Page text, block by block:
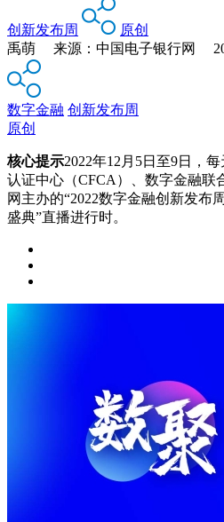
创新发布周
原创
禹萌 来源：中国电子银行网
数字金融 创新发布周
原创
核心提示2022年12月5日至9日，
认证中心（CFCA）、数字金融联
网主办的“2022数字金融创新发布
盛典”直播进行时。